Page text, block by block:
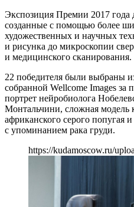
Экспозиция Премии 2017 года
созданные с помощью более
художественных и научных
и рисунка до микроскопии
и медицинского сканирования.
22 победителя были выбраны
собранной Wellcome Images
портрет нейробиолога
Монтальчини, сложная модель
африканского серого попугая
с упоминанием рака груди.
https://kudamoscow.ru/